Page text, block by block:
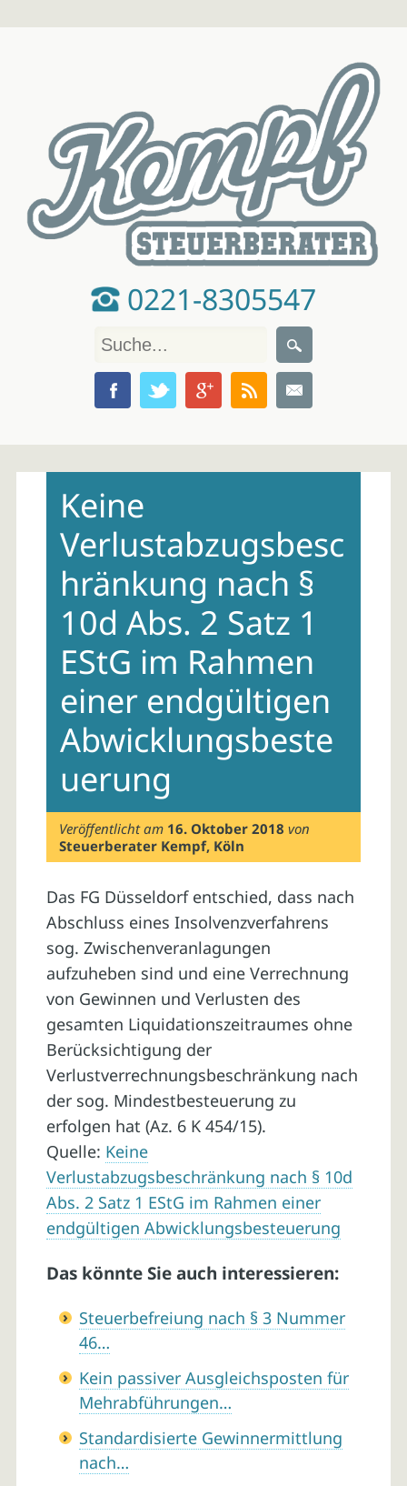
0221-8305547
contentKeine
Verlustabzugsbesc
hränkung nach §
10d Abs. 2 Satz 1
EStG im Rahmen
einer endgültigen
Abwicklungsbeste
uerung
Veröffentlicht am 16. Oktober 2018 von
Steuerberater Kempf, Köln
Das FG Düsseldorf entschied, dass nach
Abschluss eines Insolvenzverfahrens
sog. Zwischenveranlagungen
aufzuheben sind und eine Verrechnung
von Gewinnen und Verlusten des
gesamten Liquidationszeitraumes ohne
Berücksichtigung der
Verlustverrechnungsbeschränkung nach
der sog. Mindestbesteuerung zu
erfolgen hat (Az. 6 K 454/15).
Quelle: Keine
Verlustabzugsbeschränkung nach § 10d
Abs. 2 Satz 1 EStG im Rahmen einer
endgültigen Abwicklungsbesteuerung
Das könnte Sie auch interessieren:
Steuerbefreiung nach § 3 Nummer
46…
Kein passiver Ausgleichsposten für
Mehrabführungen…
Standardisierte Gewinnermittlung
nach…